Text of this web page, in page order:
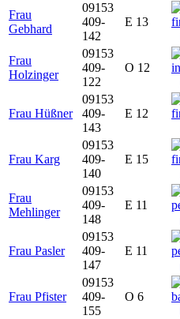
Frau
Gebhard
09153
409-
142
E 13
Frau
Holzinger
09153
409-
122
O 12
Frau Hüßner
09153
409-
143
E 12
Frau Karg
09153
409-
140
E 15
Frau
Mehlinger
09153
409-
148
E 11
Frau Pasler
09153
409-
147
E 11
Frau Pfister
09153
409-
155
O 6